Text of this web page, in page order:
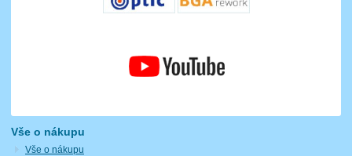
Vše o nákupu
Vše o nákupu